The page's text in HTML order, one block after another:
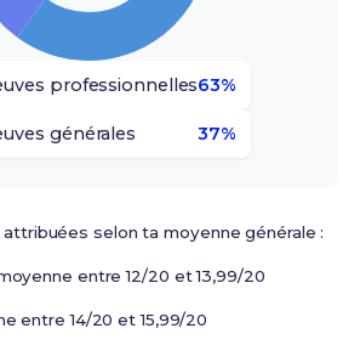
professionnelles63%
générales 37%
selon ta moyenne générale :
entre 12/20 et 13,99/20
entre 14/20 et 15,99/20